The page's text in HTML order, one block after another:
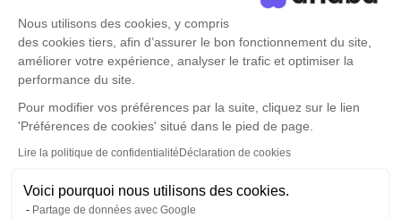
Nous utilisons des cookies, y compris
des cookies tiers, afin d’assurer le bon fonctionnement du site,
améliorer votre expérience, analyser le trafic et optimiser la
performance du site.
Pour modifier vos préférences par la suite, cliquez sur le lien
'Préférences de cookies' situé dans le pied de page.
Lire la politique de confidentialitéDéclaration de cookies
Voici pourquoi nous utilisons des cookies.
Partage de données avec Google